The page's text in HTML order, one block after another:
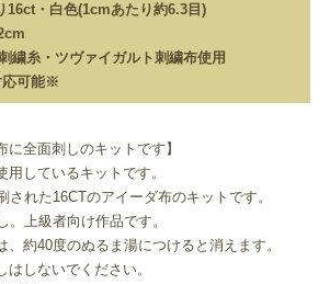
16ct・白色(1cmあたり約6.3目)
繍糸・ツヴァイガルト刺繍布使用
応可能※
に全面刺しのキットです】
しているキットです。
された16CTのアイーダ布のキットです。
。上級者向け作品です。
、約40度のぬるま湯につけると消えます。
しないでください。